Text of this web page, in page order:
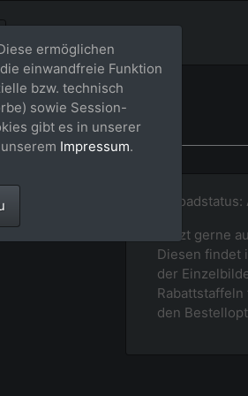
Nutzt gerne
Diesen findet
der
den
ermöglichen
einwandfreie Funktion
bzw. technisch
sowie Session-
gibt es in unserer
Impressum.